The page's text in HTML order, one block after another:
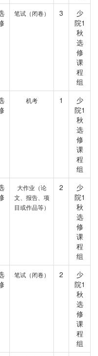
笔试（闭卷） 3
少
院1
秋
选
修
课
程
组
机考 1
少
院1
秋
选
修
课
程
组
大作业（论
文、报告、项
目或作品等）
2
少
院1
秋
选
修
课
程
组
笔试（闭卷） 2
少
院1
秋
选
修
课
程
组